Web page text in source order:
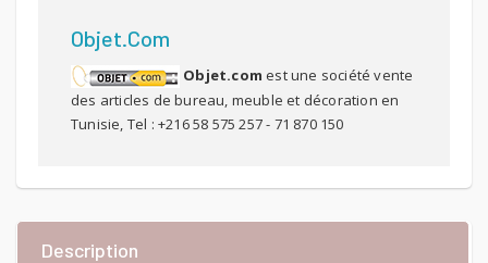
Objet.com
Objet.com est une société vente
des articles de bureau, meuble et décoration en
Tunisie, Tel : +216 58 575 257 - 71 870 150
Description